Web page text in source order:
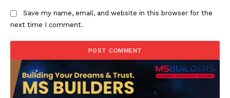
Save my name, email, and website in this browser for the
next time I comment.